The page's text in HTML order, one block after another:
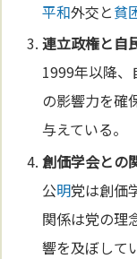
平和外交と貧
連立政権と自
1999年以降
の影響力を確
与えている。
創価学会との
公明党は創価
関係は党の理
響を及ぼして